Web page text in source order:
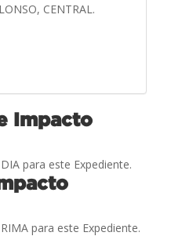
CENTRAL.
Impacto
para este Expediente.
para este Expediente.